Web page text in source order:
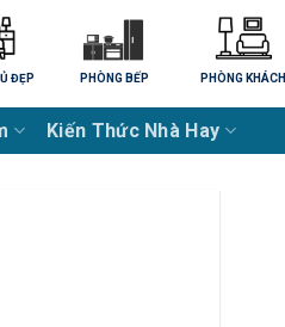
ĐẸP PHÒNG BẾP PHÒNG KHÁCH
Kiến Thức Nhà Hay